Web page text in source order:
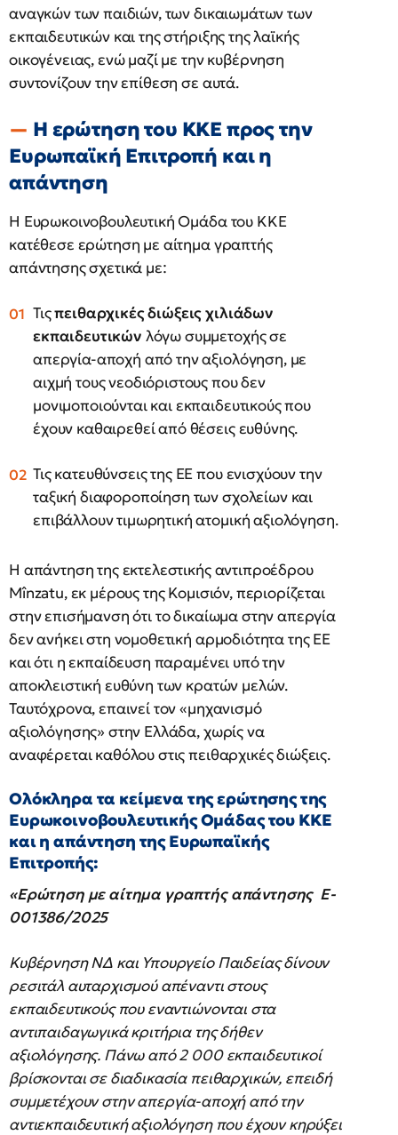
αναγκών των παιδιών, των δικαιωμάτων των
εκπαιδευτικών και της στήριξης της λαϊκής
οικογένειας, ενώ μαζί με την κυβέρνηση
συντονίζουν την επίθεση σε αυτά.
Η ερώτηση του ΚΚΕ προς την
Ευρωπαϊκή Επιτροπή και η
απάντηση
Η Ευρωκοινοβουλευτική Ομάδα του ΚΚΕ
κατέθεσε ερώτηση με αίτημα γραπτής
απάντησης σχετικά με:
Τιςπειθαρχικές διώξεις χιλιάδων
εκπαιδευτικών λόγω συμμετοχής σε
απεργία-αποχή από την αξιολόγηση, με
αιχμή τους νεοδιόριστους που δεν
μονιμοποιούνται και εκπαιδευτικούς που
έχουν καθαιρεθεί από θέσεις ευθύνης.
Τις κατευθύνσεις της ΕΕ που ενισχύουν την
ταξική διαφοροποίηση των σχολείων και
επιβάλλουν τιμωρητική ατομική αξιολόγηση.
Η απάντηση της εκτελεστικής αντιπροέδρου
Mînzatu, εκ μέρους της Κομισιόν, περιορίζεται
στην επισήμανση ότι το δικαίωμα στην απεργία
δεν ανήκει στη νομοθετική αρμοδιότητα της ΕΕ
και ότι η εκπαίδευση παραμένει υπό την
αποκλειστική ευθύνη των κρατών μελών.
Ταυτόχρονα, επαινεί τον «μηχανισμό
αξιολόγησης» στην Ελλάδα, χωρίς να
αναφέρεται καθόλου στις πειθαρχικές διώξεις.
Ολόκληρα τα κείμενα της ερώτησης της
Ευρωκοινοβουλευτικής Ομάδας του ΚΚΕ
και η απάντηση της Ευρωπαϊκής
Επιτροπής:
«Ερώτηση με αίτημα γραπτής απάντησης E-
001386/2025
Κυβέρνηση ΝΔ και Υπουργείο Παιδείας δίνουν
ρεσιτάλ αυταρχισμού απέναντι στους
εκπαιδευτικούς που εναντιώνονται στα
αντιπαιδαγωγικά κριτήρια της δήθεν
αξιολόγησης. Πάνω από 2 000 εκπαιδευτικοί
βρίσκονται σε διαδικασία πειθαρχικών, επειδή
συμμετέχουν στην απεργία-αποχή από την
αντιεκπαιδευτική αξιολόγηση που έχουν κηρύξει